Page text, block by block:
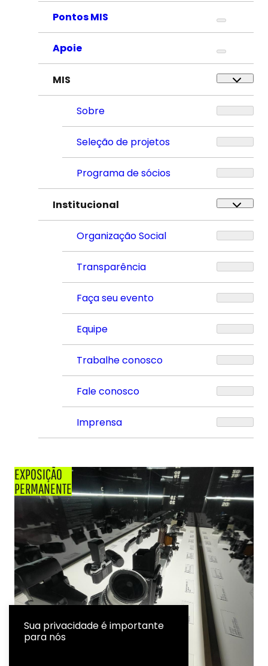
Pontos MIS
Apoie
MIS
Sobre
Seleção de projetos
Programa de sócios
Institucional
Organização Social
Transparência
Faça seu evento
Equipe
Trabalhe conosco
Fale conosco
Imprensa
EXPOSIÇÃO
PERMANENTE
Sua privacidade é importante
para nós